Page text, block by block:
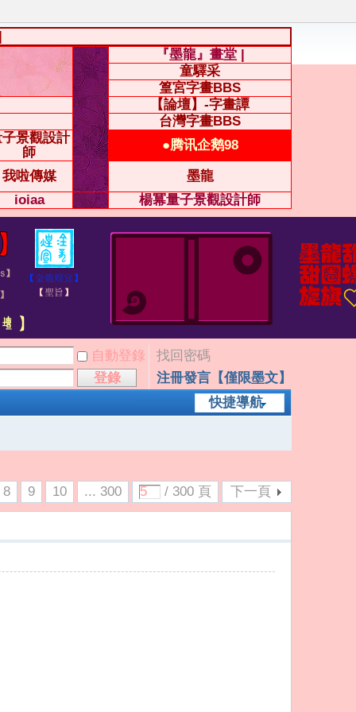
『墨龍』畫堂 |
童驛采
篁宮字畫BBS
【論壇】-字畫譚
台灣字畫BBS
景觀設計
師
●腾讯企鹅98
我啦傳媒
墨龍
ioiaa
楊冪量子景觀設計師
自動登錄
找回密碼
登錄
注冊發言【僅限墨文】
快捷導航
8 9 10 ... 300 / 300 頁 下一頁